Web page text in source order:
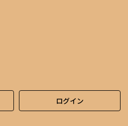
ログイン